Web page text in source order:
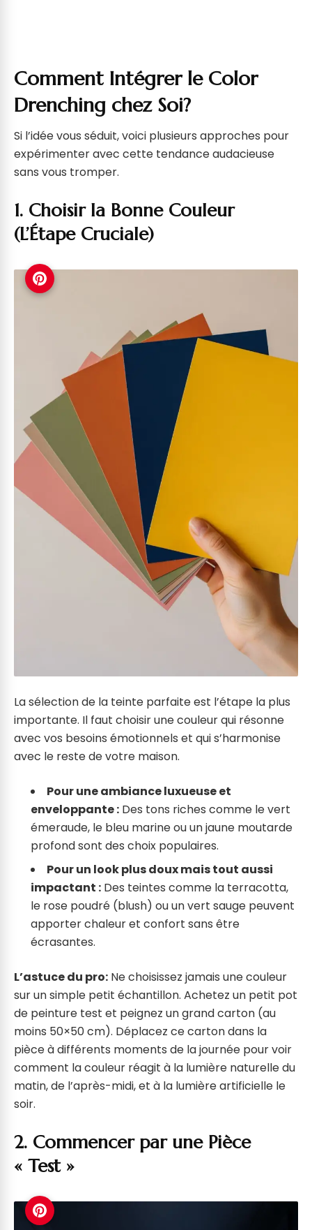
Comment Intégrer le Color
Drenching chez Soi?
Si l’idée vous séduit, voici plusieurs approches pour
expérimenter avec cette tendance audacieuse
sans vous tromper.
1. Choisir la Bonne Couleur
(L’Étape Cruciale)
La sélection de la teinte parfaite est l’étape la plus
importante. Il faut choisir une couleur qui résonne
avec vos besoins émotionnels et qui s’harmonise
avec le reste de votre maison.
Pour une ambiance luxueuse et
enveloppante : Des tons riches comme le vert
émeraude, le bleu marine ou un jaune moutarde
profond sont des choix populaires.
Pour un look plus doux mais tout aussi
impactant : Des teintes comme la terracotta,
le rose poudré (blush) ou un vert sauge peuvent
apporter chaleur et confort sans être
écrasantes.
L’astuce du pro: Ne choisissez jamais une couleur
sur un simple petit échantillon. Achetez un petit pot
de peinture test et peignez un grand carton (au
moins 50×50 cm). Déplacez ce carton dans la
pièce à différents moments de la journée pour voir
comment la couleur réagit à la lumière naturelle du
matin, de l’après-midi, et à la lumière artificielle le
soir.
2. Commencer par une Pièce
« Test »